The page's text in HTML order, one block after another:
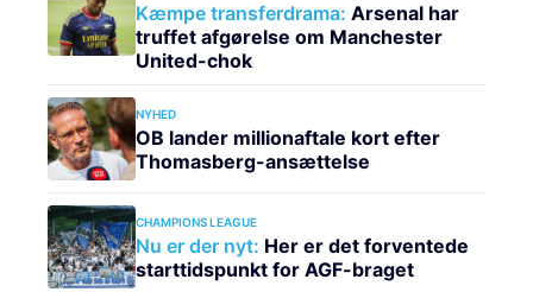
Kæmpe transferdrama: Arsenal har
truffet afgørelse om Manchester
United-chok
NYHED
OB lander millionaftale kort efter
Thomasberg-ansættelse
CHAMPIONS LEAGUE
Nu er der nyt: Her er det forventede
starttidspunkt for AGF-braget